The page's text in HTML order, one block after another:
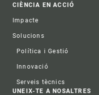
CIÈNCIA EN ACCIÓ
Impacte
Solucions
Política i Gestió
Innovació
Serveis tècnics
UNEIX-TE A NOSALTRES